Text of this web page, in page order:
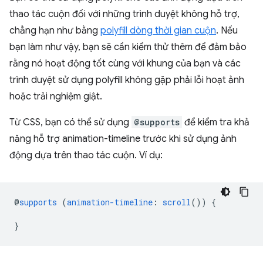
thao tác cuộn đối với những trình duyệt không hỗ trợ,
chẳng hạn như bằng polyfill dòng thời gian cuộn. Nếu
bạn làm như vậy, bạn sẽ cần kiểm thử thêm để đảm bảo
rằng nó hoạt động tốt cùng với khung của bạn và các
trình duyệt sử dụng polyfill không gặp phải lỗi hoạt ảnh
hoặc trải nghiệm giật.
Từ CSS, bạn có thể sử dụng @supports để kiểm tra khả
năng hỗ trợ animation-timeline trước khi sử dụng ảnh
động dựa trên thao tác cuộn. Ví dụ:
@supports (animation-timeline : scroll ()) {
}